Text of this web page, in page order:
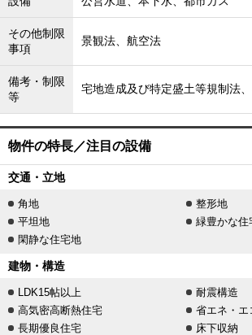
その他制限
事項
景観法、航空法
備考・制限
等
宅地造成及び特定盛土等規制法
物件の特長／注目の設備
交通・立地
角地
整形地
平坦地
緑豊かな住
閑静な住宅地
建物・構造
LDK15帖以上
耐震構造
高気密高断熱住宅
省エネ・エ
長期優良住宅
床下収納